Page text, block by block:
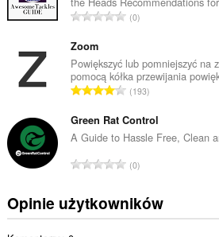
l
z
b
a
c
e
:
o
w
a
l
c
z
a
c
e
C
k
o
w
t
a
l
z
b
0
Zoom
Powiększyć lub pomniejszyć na
pomocą kółka przewijania
C
ł
k
w
t
a
193
Green Rat Control
A Guide to Hassle Free, Clean
C
k
0
Opinie użytkowników